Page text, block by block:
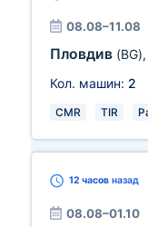
08.08–11.08
Пловдив (BG),
Кол. машин: 2
CMR TIR
12 часов назад
08.08–01.10